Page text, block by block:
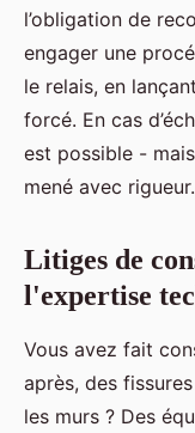
l’obligation de
engager une
le relais, en
forcé. En cas
est possible -
mené avec rigueur.
Litiges de
l'expertise
Vous avez fait
après, des
les murs ? Des